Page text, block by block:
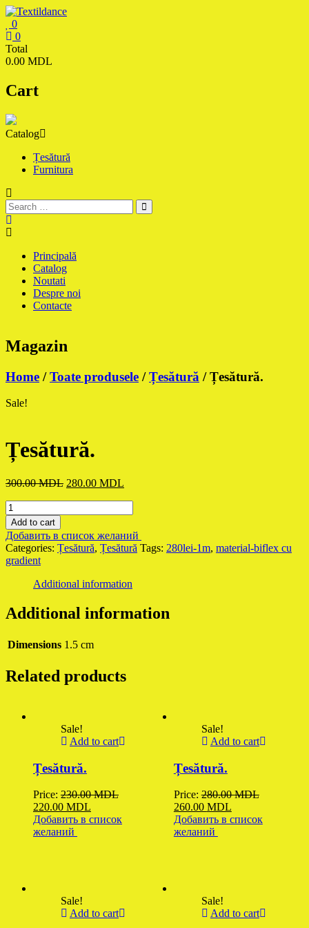
Skip
to
content
Textildance.md
0
0
Total
0.00 MDL
Cart
Catalog
Țesătură
Furnitura
Principală
Catalog
Noutati
Despre noi
Contacte
Magazin
Home /Toate produsele /Țesătură / Țesătură.
Sale!
Țesătură.
300.00MDL Original
280.00 MDL
Țesătură.
quantity
Add to cart
Добавить в список желаний
Categories: Țesătură, Țesătură Tags: 280lei-1m, material-biflex cu
gradient
Additional information
Additional information
Dimensions 1.5 cm
Related products
Sale!
Add to cart
Țesătură.
Price: 230.00MDL
Original
price
was:
220.00 MDL
price
Добавить в список
желаний
Sale!
Add to cart
Țesătură.
Price:280.00MDL
Original
price
was:
260.00 MDLCurrent
price
Добавить в список
желаний
Sale!
Add to cart
Sale!
Add to cart